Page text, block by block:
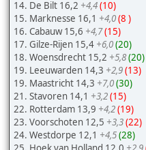
14. De Bilt 16,2 +4,4(10)
15. Marknesse 16,1 +4,0(8 )
16. Cabauw 15,6 +4,7(15)
17. Gilze-Rijen 15,4 +6,0(20)
18. Woensdrecht 15,2 +5,8(20)
19. Leeuwarden 14,3 +2,9(13)
19. Maastricht 14,3 +7,0(30)
21. Stavoren 14,1 +3,2(15)
22. Rotterdam 13,9 +4,2(19)
23. Voorschoten 12,5 +3,3(22)
24. Westdorpe 12,1 +4,5(28)